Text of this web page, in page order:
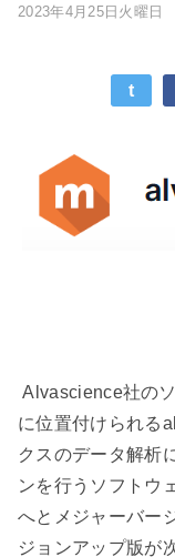
2023年4月25日火曜日
t
Alvascience社の
に位置付けられる
クスのデータ解析
ンを行うソフトウ
へとメジャーバー
ジョンアップ版が